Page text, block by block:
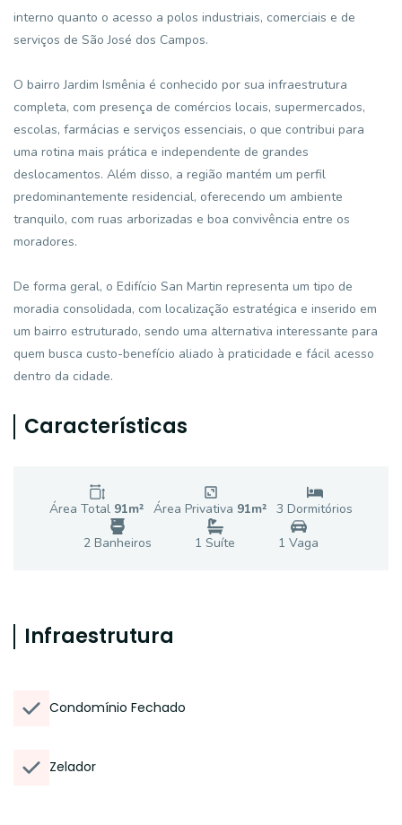
interno quanto o acesso a polos industriais, comerciais e de
serviços de São José dos Campos.
O bairro Jardim Ismênia é conhecido por sua infraestrutura
completa, com presença de comércios locais, supermercados,
escolas, farmácias e serviços essenciais, o que contribui para
uma rotina mais prática e independente de grandes
deslocamentos. Além disso, a região mantém um perfil
predominantemente residencial, oferecendo um ambiente
tranquilo, com ruas arborizadas e boa convivência entre os
moradores.
De forma geral, o Edifício San Martin representa um tipo de
moradia consolidada, com localização estratégica e inserido em
um bairro estruturado, sendo uma alternativa interessante para
quem busca custo-benefício aliado à praticidade e fácil acesso
dentro da cidade.
Características
Área Total 91m² Área Privativa 91m² 3 Dormitórios
2 Banheiros 1 Suíte 1 Vaga
Infraestrutura
Condomínio Fechado
Zelador